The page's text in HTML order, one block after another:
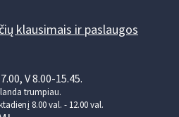
klausimais ir paslaugos
V 8.00-15.45.
trumpiau.
8.00 val. - 12.00 val.